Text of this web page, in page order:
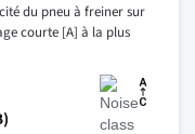
du pneu à freiner sur
courte [A] à la plus